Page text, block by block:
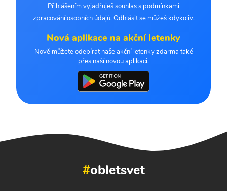
Přihlášením vyjadřuješ souhlas s podmínkami
zpracování osobních údajů. Odhlásit se můžeš kdykoliv.
Nová aplikace na akční letenky
Nově můžete odebírat naše akční letenky zdarma také
přes naší novou aplikaci.
#obletsvet